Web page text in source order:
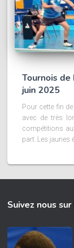
Tournois
juin 2025
Pour cette fin
avec de très
compétitions
part. Les jaunes
Suivez nous